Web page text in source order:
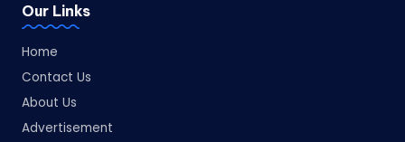
Our Links
Home
Contact Us
About Us
Advertisement